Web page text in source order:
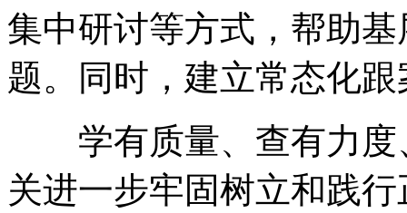
集中研讨等方式，帮助
题。同时，建立常态化
学有质量、查有力度
关进一步牢固树立和践